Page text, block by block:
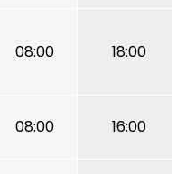
08:00 18:00
08:00 16:00